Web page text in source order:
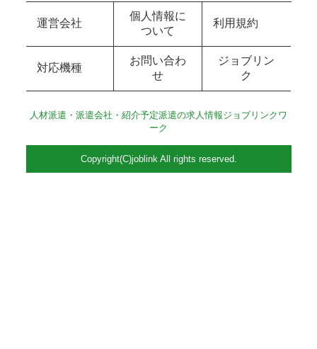
運営会社
個人情報に
ついて
利用規約
対応機種
お問い合わ
せ
ジョブリン
ク
人材派遣・派遣会社・紹介予定派遣の求人情報ジョブリンクワ
ーク
Copyright(C)joblink All rights reserved.